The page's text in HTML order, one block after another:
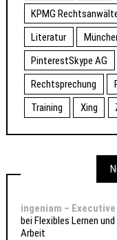
KPMG
Literatur
PinterestSkype AG
Rechtsprechung
Training
Xing
ingeniam –
beiFlexibles Lernen
Arbeit